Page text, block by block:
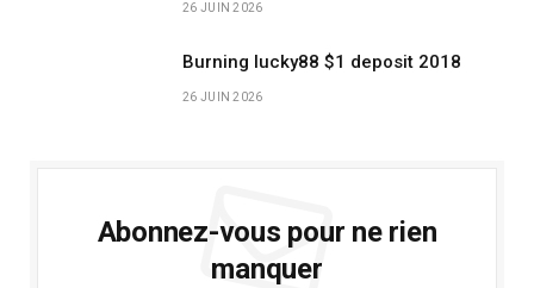
26 JUIN 2026
Burning lucky88 $1 deposit 2018
26 JUIN 2026
Abonnez-vous pour ne rien
manquer